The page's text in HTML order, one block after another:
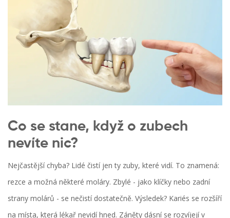
Co se stane, když o zubech
nevíte nic?
Nejčastější chyba? Lidé čistí jen ty zuby, které vidí. To znamená:
rezce a možná některé moláry. Zbylé - jako klíčky nebo zadní
strany molárů - se nečistí dostatečně. Výsledek? Kariés se rozšíří
na místa, která lékař nevidí hned. Záněty dásní se rozvíjejí v